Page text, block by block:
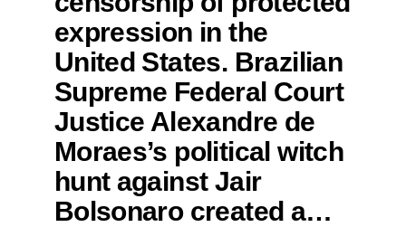
expression in the
United States. Brazilian
Supreme Federal Court
Justice Alexandre de
Moraes’s political witch
hunt against Jair
Bolsonaro created a…